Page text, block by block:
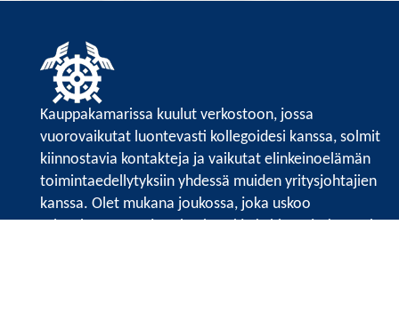
Kauppakamarissa kuulut verkostoon, jossa
vuorovaikutat luontevasti kollegoidesi kanssa, solmit
kiinnostavia kontakteja ja vaikutat elinkeinoelämän
toimintaedellytyksiin yhdessä muiden yritysjohtajien
kanssa. Olet mukana joukossa, joka uskoo